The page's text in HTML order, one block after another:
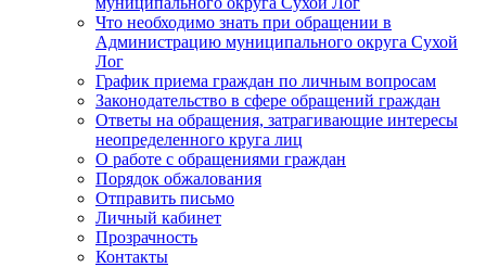
Что необходимо знать при обращении в
Администрацию муниципального округа Сухой
Лог
График приема граждан по личным вопросам
Законодательство в сфере обращений граждан
Ответы на обращения, затрагивающие интересы
неопределенного круга лиц
О работе с обращениями граждан
Порядок обжалования
Отправить письмо
Личный кабинет
Прозрачность
Контакты